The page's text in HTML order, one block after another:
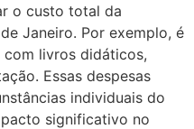
o custo total da
Janeiro. Por exemplo, é
com livros didáticos,
Essas despesas
individuais do
significativo no